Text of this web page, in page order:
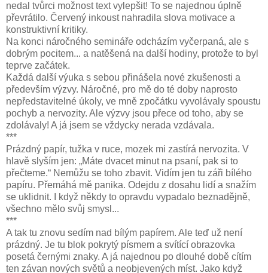
nedal tvůrci možnost text vylepšit! To se najednou úplně
převrátilo. Červený inkoust nahradila slova motivace a
konstruktivní kritiky.
Na konci náročného semináře odcházím vyčerpaná, ale s
dobrým pocitem... a natěšená na další hodiny, protože to byl
teprve začátek.
Každá další výuka s sebou přinášela nové zkušenosti a
především výzvy. Náročné, pro mě do té doby naprosto
nepředstavitelné úkoly, ve mně zpočátku vyvolávaly spoustu
pochyb a nervozity. Ale výzvy jsou přece od toho, aby se
zdolávaly! A já jsem se vždycky nerada vzdávala.
***
Prázdný papír, tužka v ruce, mozek mi zastírá nervozita. V
hlavě slyším jen: „Máte dvacet minut na psaní, pak si to
přečteme.“ Nemůžu se toho zbavit. Vidím jen tu záři bílého
papíru. Přemáhá mě panika. Odejdu z dosahu lidí a snažím
se uklidnit. I když někdy to opravdu vypadalo beznadějně,
všechno mělo svůj smysl...
***
A tak tu znovu sedím nad bílým papírem. Ale teď už není
prázdný. Je tu blok pokrytý písmem a svítící obrazovka
posetá černými znaky. A já najednou po dlouhé době cítím
ten závan nových světů a neobjevených míst. Jako když